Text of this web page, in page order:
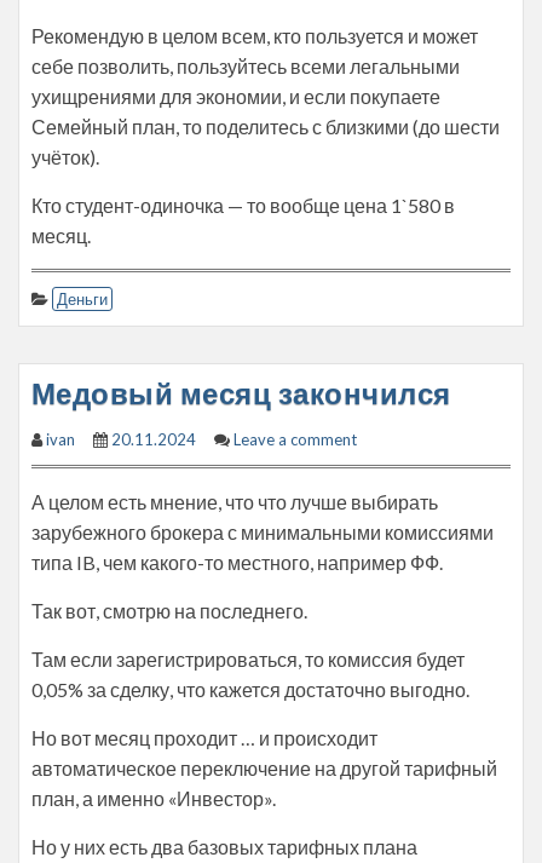
Рекомендую в целом всем, кто пользуется и может
себе позволить, пользуйтесь всеми легальными
ухищрениями для экономии, и если покупаете
Семейный план, то поделитесь с близкими (до шести
учёток).
Кто студент-одиночка — то вообще цена 1`580 в
месяц.
Деньги
Медовый месяц закончился
ivan 20.11.2024 Leave a comment
А целом есть мнение, что что лучше выбирать
зарубежного брокера с минимальными комиссиями
типа IB, чем какого-то местного, например ФФ.
Так вот, смотрю на последнего.
Там если зарегистрироваться, то комиссия будет
0,05% за сделку, что кажется достаточно выгодно.
Но вот месяц проходит … и происходит
автоматическое переключение на другой тарифный
план, а именно «Инвестор».
Но у них есть два базовых тарифных плана